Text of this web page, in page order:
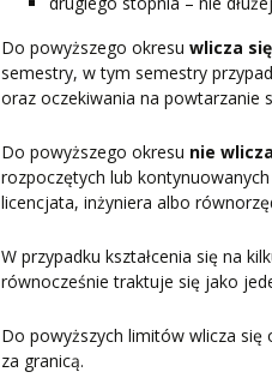
Do powyższego okresuwlicza się
semestry, w tym semestry
oraz oczekiwania na powtarzanie
Do powyższego okresu nie
rozpoczętych lub
licencjata, inżyniera albo
W przypadku kształcenia się na
równocześnie traktuje się jako
Do powyższych limitów wlicza się
za granicą.